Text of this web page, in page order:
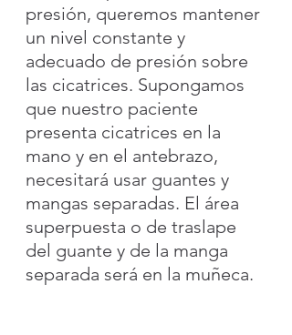
presión, queremos mantener
un nivel constante y
adecuado de presión sobre
las cicatrices. Supongamos
que nuestro paciente
presenta cicatrices en la
mano y en el antebrazo,
necesitará usar guantes y
mangas separadas. El área
superpuesta o de traslape
del guante y de la manga
separada será en la muñeca.